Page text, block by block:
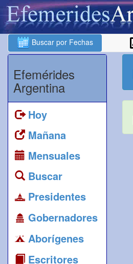
Buscar por Fechas
Efemérides
Argentina
Hoy
Mañana
Mensuales
Buscar
Presidentes
Gobernadores
Aborígenes
Escritores